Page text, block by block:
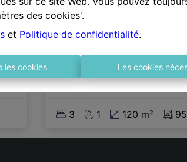
des cookies'.
et Politique de confidentialité.
les cookies Les cookies
Bel etage
3 1 120 m²